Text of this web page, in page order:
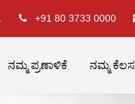
+91 80 3733 0000
ನಮ್ಮ ಪ್ರಣಾಳಿಕೆ ನಮ್ಮ ಕೆಲಸ